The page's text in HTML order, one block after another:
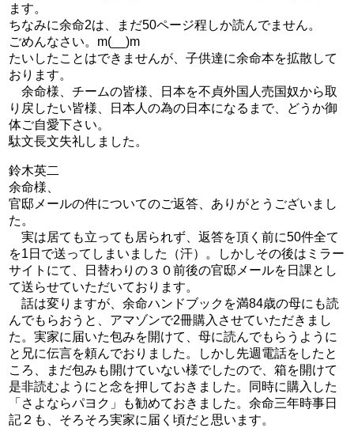
ます。
ちなみに余命2は、まだ50ページ程しか読んでません。
ごめんなさい。m(__)m
たいしたことはできませんが、子供達に余命本を拡散して
おります。
余命様、チームの皆様、日本を不貞外国人売国奴から取
り戻したい皆様、日本人の為の日本になるまで、どうか御
体ご自愛下さい。
駄文長文失礼しました。
鈴木英二
余命様、
官邸メールの件についてのご返答、ありがとうございまし
た。
実は居ても立っても居られず、返答を頂く前に50件全て
を1日で送ってしまいました（汗）。しかしその後はミラー
サイトにて、日替わりの３０前後の官邸メールを日課とし
て送らせていただいております。
話は変りますが、余命ハンドブックを満84歳の母にも読
んでもらおうと、アマゾンで2冊購入させていただきまし
た。実家に届いた包みを開けて、母に読んでもらうように
と兄に伝言を頼んでおりました。しかし先週電話をしたと
ころ、まだ包みも開けていない様でしたので、箱を開けて
是非読むようにと念を押しておきました。同時に購入した
「さよならパヨク」も勧めておきました。余命三年時事日
記２も、そろそろ実家に届く頃だと思います。